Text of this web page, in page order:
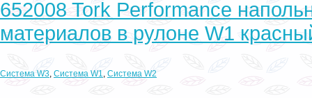
652008 Tork Performance
материалов в рулоне W1
Система W3, Система W1, Система W2